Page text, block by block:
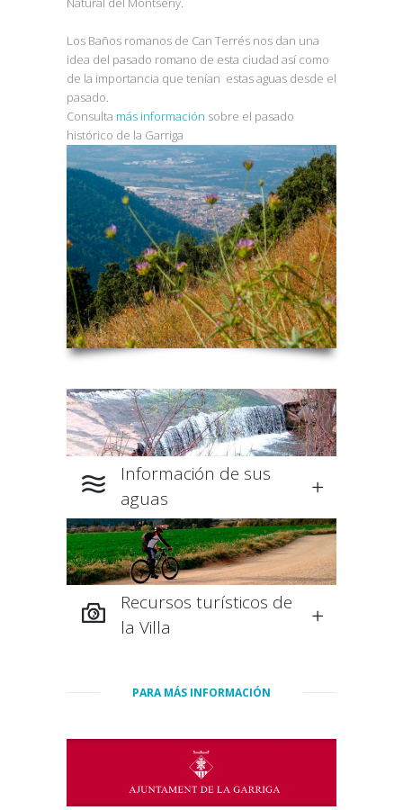
Los Baños romanos de Can Terrés nos dan una
idea del pasado romano de esta ciudad así como
de la importancia que tenían estas aguas desde el
pasado.
Consulta más información sobre el pasado
histórico de la Garriga
Información de sus
aguas
Recursos turísticos de
la Villa
PARA MÁS INFORMACIÓN